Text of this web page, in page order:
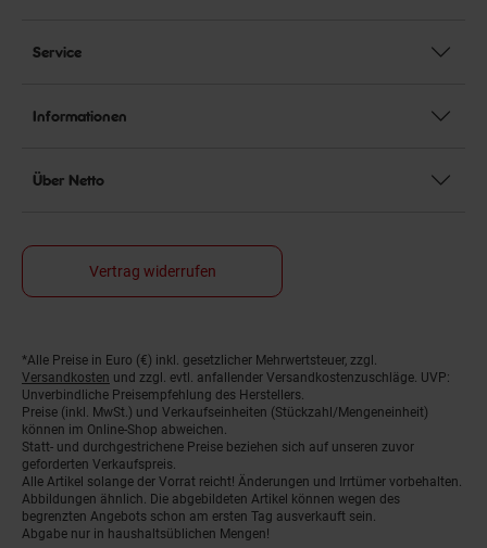
Service
Informationen
Über Netto
Vertrag widerrufen
Fußnoten
*Alle Preise in Euro (€) inkl. gesetzlicher Mehrwertsteuer, zzgl.
Versandkosten und zzgl. evtl. anfallender Versandkostenzuschläge. UVP:
Unverbindliche Preisempfehlung des Herstellers.
Preise (inkl. MwSt.) und Verkaufseinheiten (Stückzahl/Mengeneinheit)
können im Online-Shop abweichen.
Statt- und durchgestrichene Preise beziehen sich auf unseren zuvor
geforderten Verkaufspreis.
Alle Artikel solange der Vorrat reicht! Änderungen und Irrtümer vorbehalten.
Abbildungen ähnlich. Die abgebildeten Artikel können wegen des
begrenzten Angebots schon am ersten Tag ausverkauft sein.
Abgabe nur in haushaltsüblichen Mengen!